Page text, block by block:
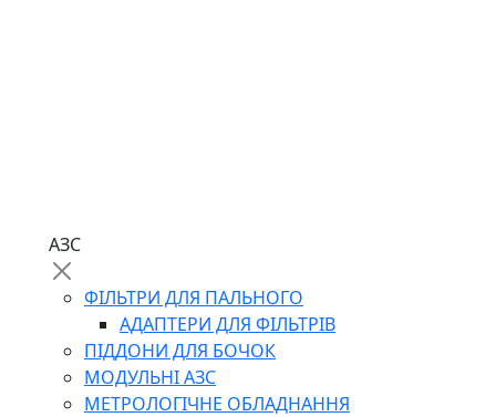
АЗС
ФІЛЬТРИ ДЛЯ ПАЛЬНОГО
АДАПТЕРИ ДЛЯ ФІЛЬТРІВ
ПІДДОНИ ДЛЯ БОЧОК
МОДУЛЬНІ АЗС
МЕТРОЛОГІЧНЕ ОБЛАДНАННЯ